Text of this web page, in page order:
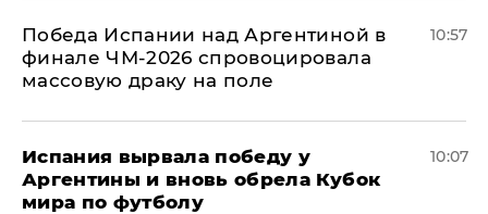
Победа Испании над Аргентиной в
финале ЧМ-2026 спровоцировала
массовую драку на поле
10:57
Испания вырвала победу у
Аргентины и вновь обрела Кубок
мира по футболу
10:07